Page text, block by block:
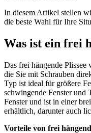
In diesem Artikel stellen
die beste Wahl für Ihre
Was ist ein frei
Das frei hängende Plissee
die Sie mit Schrauben
Typ ist ideal für größere
schwingende Fenster und
Fenster und ist in einer
erhältlich, darunter auch
Vorteile von frei